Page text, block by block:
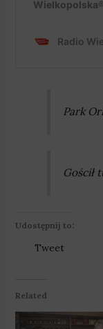
Park
Gościł
Udostępnij to:
Tweet
Related